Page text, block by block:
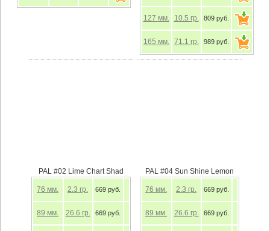
127 мм. 10.5 гр. 809 руб.
165 мм. 71.1 гр. 989 руб.
PAL #02 Lime Chart Shad
76 мм. 2.3 гр. 669 руб.
89 мм. 26.6 гр. 669 руб.
PAL #04 Sun Shine Lemon
76 мм. 2.3 гр. 669 руб.
89 мм. 26.6 гр. 669 руб.